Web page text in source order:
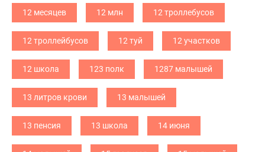
12 месяцев 12 млн 12 троллебусов
12 троллейбусов 12 туй 12 участков
12 школа 123 полк 1287 малышей
13 литров крови 13 малышей
13 пенсия 13 школа 14 июня